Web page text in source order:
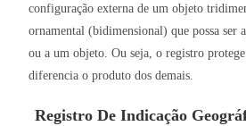
configuração externa de um objeto
ornamental (bidimensional) que possa ser
ou a um objeto. Ou seja, o registro
diferencia o produto dos demais.
Registro De Indicação